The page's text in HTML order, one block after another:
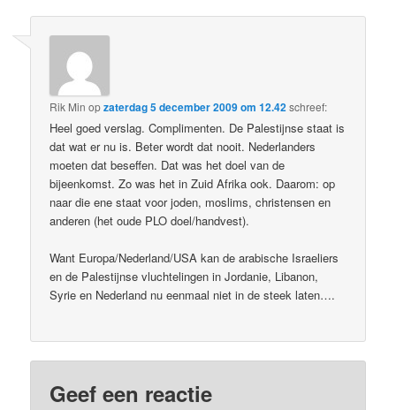
Rik Min opzaterdag 5 december 2009 om 12.42schreef:
Heel goed verslag. Complimenten. De Palestijnse staat is
dat wat er nu is. Beter wordt dat nooit. Nederlanders
moeten dat beseffen. Dat was het doel van de
bijeenkomst. Zo was het in Zuid Afrika ook. Daarom: op
naar die ene staat voor joden, moslims, christensen en
anderen (het oude PLO doel/handvest).
Want Europa/Nederland/USA kan de arabische Israeliers
en de Palestijnse vluchtelingen in Jordanie, Libanon,
Syrie en Nederland nu eenmaal niet in de steek laten….
Geef een reactie